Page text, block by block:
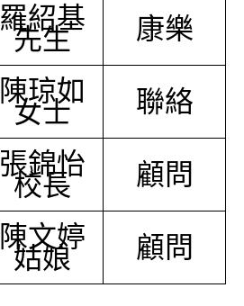
羅紹基
先生 康樂
陳琼如
女士 聯絡
張錦怡
校長 顧問
陳文婷
姑娘 顧問